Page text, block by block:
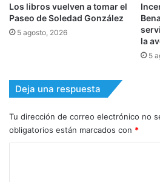
Los libros vuelven a tomar el
Paseo de Soledad González
5 agosto, 2026
la
5
Deja una respuesta
Tu dirección de correo electrónico no
obligatorios están marcados con *